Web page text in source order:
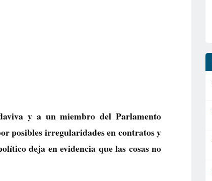
y a un miembro del Parlamento
posibles irregularidades en contratos y
deja en evidencia que las cosas no